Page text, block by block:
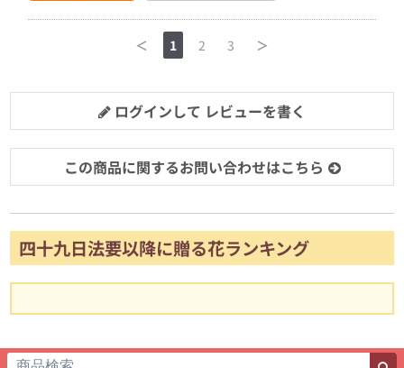
＜ 1 2 3 ＞
ログインして レビューを書く
この商品に関するお問い合わせはこちら
四十九日法要以降に贈る花ランキング